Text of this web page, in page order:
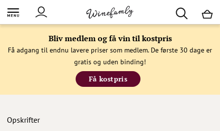
Bliv medlem og få vin til kostpris
Få adgang til endnu lavere priser som medlem. De første 30 dage er
gratis og uden binding!
Få kostpris
Opskrifter